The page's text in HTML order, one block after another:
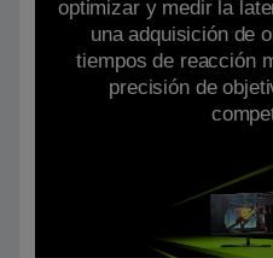
optimizar y medir la
una adquisición de
tiempos de reacción
precisión de